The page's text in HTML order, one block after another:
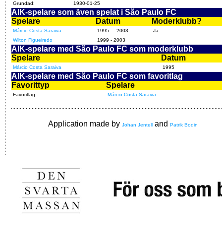
Grundad:
1930-01-25
AIK-spelare som även spelat i São Paulo FC
Spelare
Datum Moderklubb?
Márcio Costa Saraiva 1995 ... 2003
Ja
Wilton Figueiredo
1999 - 2003
AIK-spelare med São Paulo FC som moderklubb
Spelare
Datum
Márcio Costa Saraiva 1995
AIK-spelare med São Paulo FC som favoritlag
Favorittyp
Spelare
Favoritlag: Márcio Costa Saraiva
Application made by Johan Jentell and Patrik Bodin